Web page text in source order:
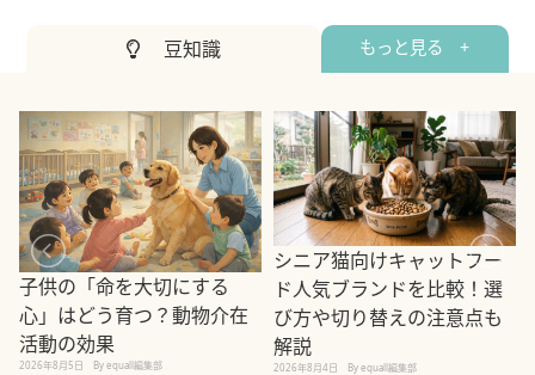
豆知識 もっと見る +
子供の「命を大切にする
心」はどう育つ？動物介在
活動の効果
2026年8月5日 By equall編集部
シニア猫向けキャットフー
ド人気ブランドを比較！選
び方や切り替えの注意点も
解説
2026年8月4日 By equall編集部